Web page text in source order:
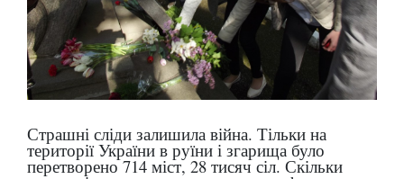
Страшні сліди залишила війна. Тільки на
території України в руїни і згарища було
перетворено 714 міст, 28 тисяч сіл. Скільки